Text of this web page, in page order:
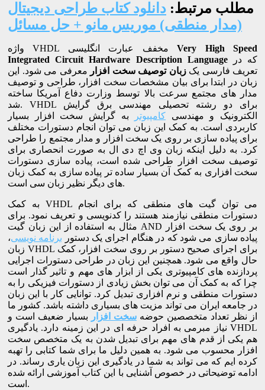
مطلب مرتبط: دانلود کتاب طراحی دیجیتال
(مدار منطقی) موریس مانو + حل مسائل
واژه VHDL مخفف عبارت انگلیسیVery High Speed
Integrated Circuit Hardware Description Languageکه در
تعریف فارسی یکزبان توصیف سخت افزار معرفی می شود. این
زبان در ابتدا برای بیان مشخصات سخت افزار، طراحی و توصیف
مدار های مجتمع سرعت بالا توسط وزارت دفاع آمریکا ساخته
شد. VHDL برای دو رشته تحصیلی مهندسی برق گرایش
الکترونیک و مهندسی کامپیوتر
به گرایش سخت افزار بسیار
کاربردی است. به کمک این زبان می توان انجام دستورات مختلف
برای پیاده سازی بر روی یک سخت افزار و مدار مجتمع را طراحی
کرد. به دلیل اینکه زبان وی اچ دی ال به صورت انحصاری برای
توصیف سخت افزار طراحی شده است، پیاده سازی دستورات
سخت افزاری به کمک آن بسیار ساده تر پیاده سازی به کمک زبان
های دیگر نظیر زبان سی است.
به کمک VHDL می توان گیت های منطقی که برای انجام
دستورات منطقی نیازمند هستند را کدنویسی و تعریف نمود. برای
مثال به استفاده از این زبان گیت AND بر روی یک سخت افزار
پیاده سازی می شود که در هنگام اجرای یک دستور برنامه نویسی،
زبان VHDL برای اجرای صحیح دستور بر روی سخت افزار، کمک
حال واقع می شود. همچنین این زبان در طراحی دستورات اجرایی
پردازنده های کامپیوتری یکی از ابزار های مهم و تاثیر گذار است
چرا که به کمک آن می توان بخش زیادی از دستورات فیزیکی را به
دستورات منطقی و نرم افزاری تبدیل کرد. توانایی کار با این زبان
در جامعه ایران می تواند مزیت های بسیاری داشته باشد. کشور ما
از نظر تعداد متخصصین حوضه سخت افزار بسیار ضعیف است و
نیاز مبرمی به افراد حرفه ای در این زمینه دارد. یادگیری VHDL
هم یکی از قدم های مهم برای تبدیل شدن به یک متخصص سخت
افزار محسوب می شود. به همین دلیل ما برای شما کتابی را تهبه
کرده ایم که می تواند به شما در یادگیری این زبان یاری رساند. در
ادامه توضیحاتی در خصوص آشنایی با این کتاب آموزشی ارائه شده
است.